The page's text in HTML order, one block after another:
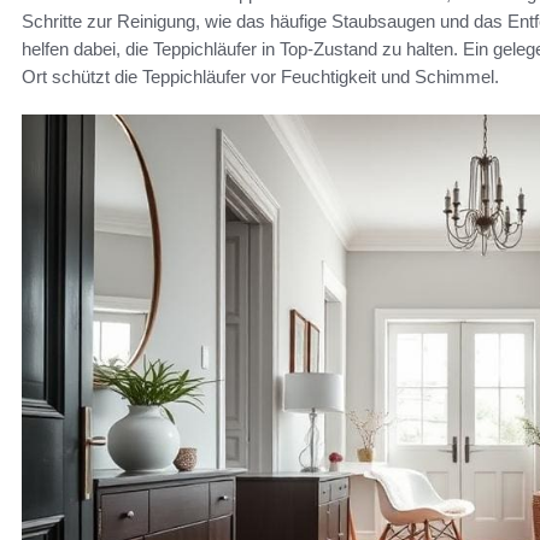
Schritte zur Reinigung, wie das häufige Staubsaugen und das
helfen dabei, die Teppichläufer in Top-Zustand zu halten. Ein
Ort schützt die Teppichläufer vor Feuchtigkeit und Schimmel.